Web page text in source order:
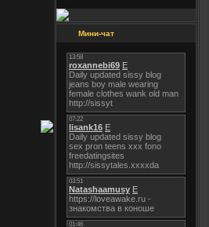
Мини-чат